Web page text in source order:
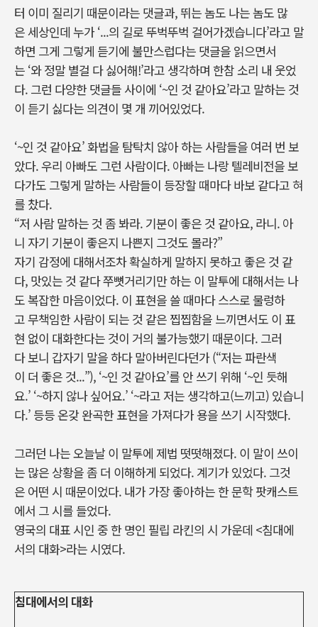
터 이미 질리기 때문이라는 댓글과, 뛰는 놈도 나는 놈도 많
은 세상인데 누가 ‘...의 길로 뚜벅뚜벅 걸어가겠습니다’라고 말
하면 그게 그렇게 듣기에 불만스럽다는 댓글을 읽으면서
는 ‘와 정말 별걸 다 싫어해!’라고 생각하며 한참 소리 내 웃었
다. 그런 다양한 댓글들 사이에 ‘~인 것 같아요’라고 말하는 것
이 듣기 싫다는 의견이 몇 개 끼어있었다.
‘~인 것 같아요’ 화법을 탐탁치 않아 하는 사람들을 여러 번 보
았다. 우리 아빠도 그런 사람이다. 아빠는 나랑 텔레비전을 보
다가도 그렇게 말하는 사람들이 등장할 때마다 바보 같다고 혀
를 찼다.
“저 사람 말하는 것 좀 봐라. 기분이 좋은 것 같아요, 라니. 아
니 자기 기분이 좋은지 나쁜지 그것도 몰라?”
자기 감정에 대해서조차 확실하게 말하지 못하고 좋은 것 같
다, 맛있는 것 같다 쭈뼛거리기만 하는 이 말투에 대해서는 나
도 복잡한 마음이었다. 이 표현을 쓸 때마다 스스로 물렁하
고 무책임한 사람이 되는 것 같은 찝찝함을 느끼면서도 이 표
현 없이 대화한다는 것이 거의 불가능했기 때문이다. 그러
다 보니 갑자기 말을 하다 말아버린다던가 (“저는 파란색
이 더 좋은 것...”), ‘~인 것 같아요’를 안 쓰기 위해 ‘~인 듯해
요.’ ‘~하지 않나 싶어요.’ ‘~라고 저는 생각하고(느끼고) 있습니
다.’ 등등 온갖 완곡한 표현을 가져다가 용을 쓰기 시작했다.
그러던 나는 오늘날 이 말투에 제법 떳떳해졌다. 이 말이 쓰이
는 많은 상황을 좀 더 이해하게 되었다. 계기가 있었다. 그것
은 어떤 시 때문이었다. 내가 가장 좋아하는 한 문학 팟캐스트
에서 그 시를 들었다.
영국의 대표 시인 중 한 명인 필립 라킨의 시 가운데 <침대에
서의 대화>라는 시였다.
침대에서의 대화